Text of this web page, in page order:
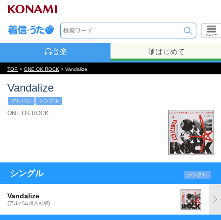
メニュー
音楽 はじめて
TOP > ONE OK ROCK > Vandalize
Vandalize
アルバム シングル
ONE OK ROCK
シングル シングル
Vandalize
(アルバム購入可能)